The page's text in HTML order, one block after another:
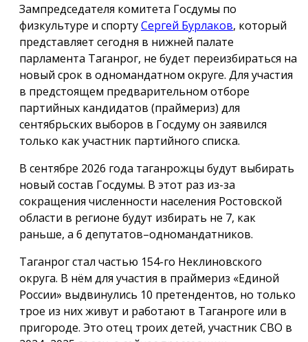
Зампредседателя комитета Госдумы по
физкультуре и спортуСергей Бурлаков, который
представляет сегодня в нижней палате
парламента Таганрог, не будет переизбираться на
новый срок в одномандатном округе. Для участия
в предстоящем предварительном отборе
партийных кандидатов (праймериз) для
сентябрьских выборов в Госдуму он заявился
только как участник партийного списка.
В сентябре 2026 года таганрожцы будут выбирать
новый состав Госдумы. В этот раз из-за
сокращения численности населения Ростовской
области в регионе будут избирать не 7, как
раньше, а 6 депутатов–одномандатников.
Таганрог стал частью 154-го Неклиновского
округа. В нём для участия в праймериз «Единой
России» выдвинулись 10 претендентов, но только
трое из них живут и работают в Таганроге или в
пригороде. Это отец троих детей, участник СВО в